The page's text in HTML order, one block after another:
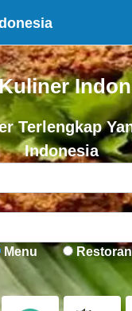
Terlengkap
Indonesia
Menu Restoran